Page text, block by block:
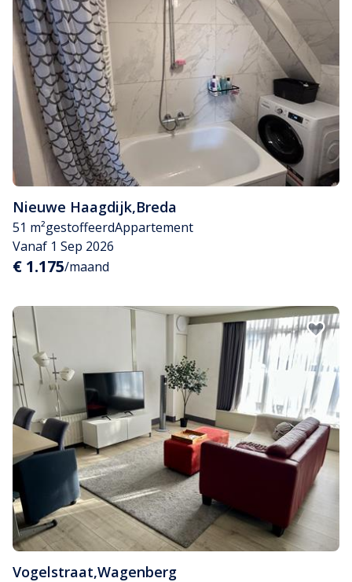
Nieuwe Haagdijk,Breda
51 m²gestoffeerdAppartement
Vanaf 1 Sep 2026
€ 1.175/maand
Vogelstraat,Wagenberg